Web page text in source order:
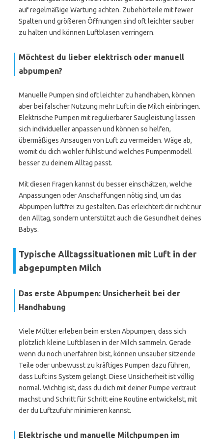
auf regelmäßige Wartung achten. Zubehörteile mit fewer
Spalten und größeren Öffnungen sind oft leichter sauber
zu halten und können Luftblasen verringern.
Möchtest du lieber elektrisch oder manuell
abpumpen?
Manuelle Pumpen sind oft leichter zu handhaben, können
aber bei falscher Nutzung mehr Luft in die Milch einbringen.
Elektrische Pumpen mit regulierbarer Saugleistung lassen
sich individueller anpassen und können so helfen,
übermäßiges Ansaugen von Luft zu vermeiden. Wäge ab,
womit du dich wohler fühlst und welches Pumpenmodell
besser zu deinem Alltag passt.
Mit diesen Fragen kannst du besser einschätzen, welche
Anpassungen oder Anschaffungen nötig sind, um das
Abpumpen luftfrei zu gestalten. Das erleichtert dir nicht nur
den Alltag, sondern unterstützt auch die Gesundheit deines
Babys.
Typische Alltagssituationen mit Luft in der
abgepumpten Milch
Das erste Abpumpen: Unsicherheit bei der
Handhabung
Viele Mütter erleben beim ersten Abpumpen, dass sich
plötzlich kleine Luftblasen in der Milch sammeln. Gerade
wenn du noch unerfahren bist, können unsauber sitzende
Teile oder unbewusst zu kräftiges Pumpen dazu führen,
dass Luft ins System gelangt. Diese Unsicherheit ist völlig
normal. Wichtig ist, dass du dich mit deiner Pumpe vertraut
machst und Schritt für Schritt eine Routine entwickelst, mit
der du Luftzufuhr minimieren kannst.
Elektrische und manuelle Milchpumpen im